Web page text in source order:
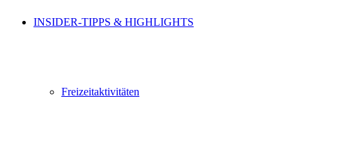
INSIDER-TIPPS & HIGHLIGHTS
Freizeitaktivitäten